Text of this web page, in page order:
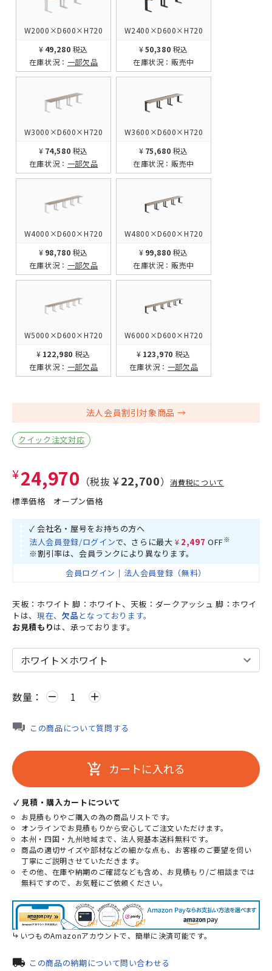
W2000×D600×H720
¥49,280 税込
在庫状況： 一部欠品
W2400×D600×H720
¥50,380 税込
在庫状況： 販売中
W3000×D600×H720
¥74,580 税込
在庫状況： 一部欠品
W3600×D600×H720
¥75,680 税込
在庫状況： 販売中
W4000×D600×H720
¥98,780 税込
在庫状況： 一部欠品
W4800×D600×H720
¥99,880 税込
在庫状況： 販売中
W5000×D600×H720
¥122,980 税込
在庫状況： 一部欠品
W6000×D600×H720
¥123,970 税込
在庫状況： 一部欠品
法人会員割引対象商品
クイック注文対応
¥24,970 （税抜 ¥22,700）消費税について
標準価格 オープン価格
✓ 会社名・屋号をお持ちの方へ
法人会員登録/ログインで、さらに最大 ¥2,497 OFF※
※割引率は、会員ランクにより異なります。
会員ログイン ｜ 法人会員登録（無料）
天板：ホワイト 脚：ホワイト、天板：ダークアッシュ 脚：ホワイ
トは、 現在、 欠品 となっております。
お見積もりは、承っております。
数量： remove add
この商品について質問する
add_shopping_cart カートに入れる
✓ 見積・購入カートについて
お見積もりやご購入の為の商品リストです。
オンラインでお見積もりから安心してご注文いただけます。
本州・四国・九州地域まで、法人宛基本送料無料です。
商品の適切サイズや部材などの細かな点も、お客様のご要望を伺い
丁寧にご説明させていただきます。
その他、在庫や納期のご確認なども含め、お見積もり/ご相談までは
無料ですので、お気軽にご依頼ください。
いつものAmazonアカウントで、簡単に決済可能です。
local_shipping この商品の納期について問い合わせる